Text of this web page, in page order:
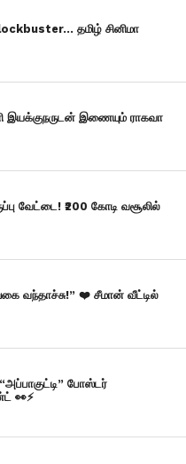
தமிழ் சினிமா
இயக்குநருடன் இணையும் ராகவா
வேட்டை! ₹200 கோடி வசூலில்
வந்தாச்சு!” ❤️ சீமான் வீட்டில்
போஸ்டர்
👀⚡